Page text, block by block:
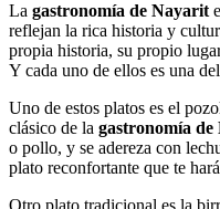
La gastronomía de Nayarit
reflejan la rica historia y
propia historia, su propio
Y cada uno de ellos es una
Uno de estos platos es el
clásico de la gastronomía
o pollo, y se adereza con
plato reconfortante que te